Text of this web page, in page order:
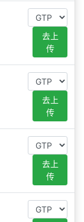
去上
传
去上
传
去上
传